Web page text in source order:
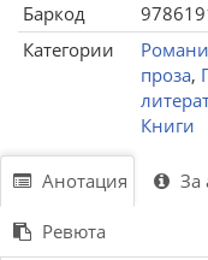
Баркод
Категории
проза,
Книги
Анотация За
Ревюта